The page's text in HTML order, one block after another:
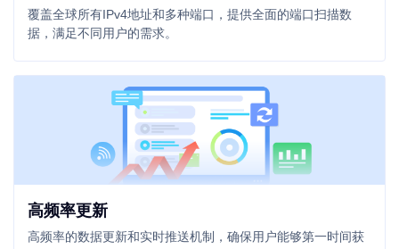
覆盖全球所有IPv4地址和多种端口，提供全面的端口扫描数
据，满足不同用户的需求。
高频率更新
高频率的数据更新和实时推送机制，确保用户能够第一时间获